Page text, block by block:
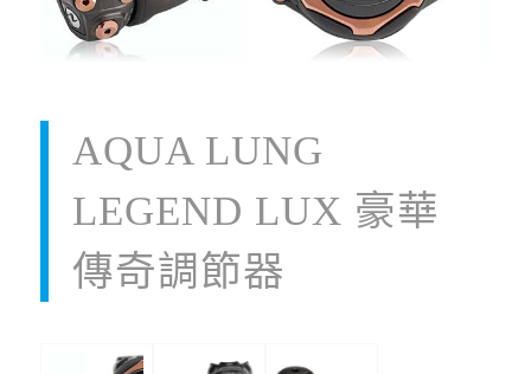
AQUA LUNG
LEGEND LUX 豪華
傳奇調節器